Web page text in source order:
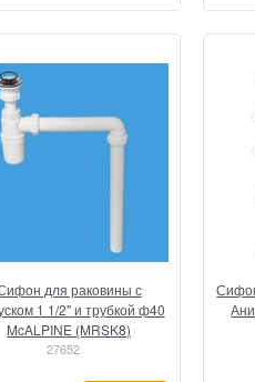
для раковины с
1 1/2" и трубкой ф40
McALPINE (MRSK8)
27652